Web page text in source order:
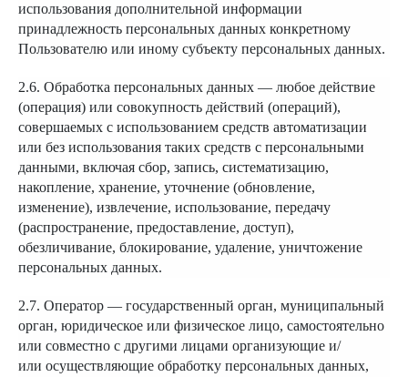
использования дополнительной информации
принадлежность персональных данных конкретному
Пользователю или иному субъекту персональных данных.
2.6. Обработка персональных данных — любое действие
(операция) или совокупность действий (операций),
совершаемых с использованием средств автоматизации
или без использования таких средств с персональными
данными, включая сбор, запись, систематизацию,
накопление, хранение, уточнение (обновление,
изменение), извлечение, использование, передачу
(распространение, предоставление, доступ),
обезличивание, блокирование, удаление, уничтожение
персональных данных.
2.7. Оператор — государственный орган, муниципальный
орган, юридическое или физическое лицо, самостоятельно
или совместно с другими лицами организующие и/
или осуществляющие обработку персональных данных,